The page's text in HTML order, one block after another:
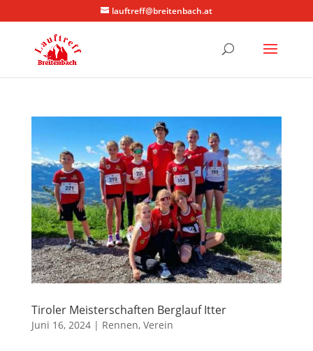
lauftreff@breitenbach.at
Tiroler Meisterschaften Berglauf Itter
Juni 16, 2024| Rennen, Verein